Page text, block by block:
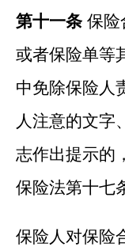
第十一条 保险
或者保险单等
中免除保险人
人注意的文字
志作出提示的
保险法第十七
保险人对保险